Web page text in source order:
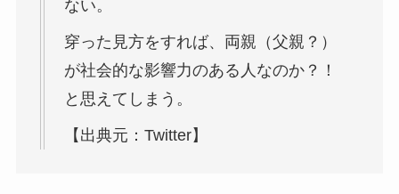
ない。
穿った見方をすれば、両親（父親？）
が社会的な影響力のある人なのか？！
と思えてしまう。
【出典元：Twitter】